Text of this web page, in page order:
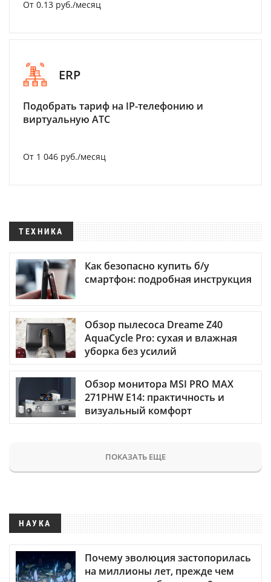
От 0.13 руб./месяц
ERP
Подобрать тариф на IP-телефонию и
виртуальную АТС
От 1 046 руб./месяц
ТЕХНИКА
Как безопасно купить б/у
смартфон: подробная инструкция
Обзор пылесоса Dreame Z40
AquaCycle Pro: сухая и влажная
уборка без усилий
Обзор монитора MSI PRO MAX
271PHW E14: практичность и
визуальный комфорт
ПОКАЗАТЬ ЕЩЕ
НАУКА
Почему эволюция застопорилась
на миллионы лет, прежде чем